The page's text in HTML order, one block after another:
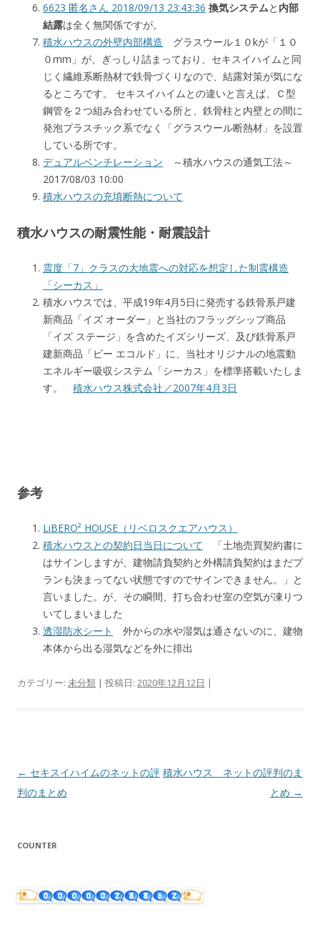
6623 匿名さん 2018/09/13 23:43:36 換気システムと 内部
結露は全く無関係ですが。
積水ハウスの外壁内部構造 グラスウール１０kが「１０
０mm」が、ぎっしり詰まっており、セキスイハイムと同
じく繊維系断熱材で鉄骨づくりなので、結露対策が気にな
るところです。 セキスイハイムとの違いと言えば、Ｃ型
鋼管を２つ組み合わせている所と、鉄骨柱と内壁との間に
発泡プラスチック系でなく「グラスウール断熱材」を設置
している所です。
デュアルベンチレーション ～積水ハウスの通気工法～
2017/08/03 10:00
積水ハウスの充填断熱について
積水ハウスの耐震性能・耐震設計
震度「7」クラスの大地震への対応を想定した制震構造
「シーカス」
積水ハウスでは、平成19年4月5日に発売する鉄骨系戸建
新商品「イズ オーダー」と当社のフラッグシップ商品
「イズ ステージ」を含めたイズシリーズ、及び鉄骨系戸
建新商品「ビー エコルド」に、当社オリジナルの地震動
エネルギー吸収システム「シーカス」を標準搭載いたしま
す。 積水ハウス株式会社／2007年4月3日
参考
LiBERO² HOUSE（リベロスクエアハウス）
積水ハウスとの契約日当日について 「土地売買契約書に
はサインしますが、建物請負契約と外構請負契約はまだプ
ランも決まってない状態ですのでサインできません。」と
言いました。が、その瞬間、打ち合わせ室の空気が凍りつ
いてしまいました
透湿防水シート
外からの水や湿気は通さないのに、建物
本体から出る湿気などを外に排出
カテゴリー: 未分類 | 投稿日: 2020年12月12日 |
投
稿
ゲ
シ
← セキスイハイムのネットの評
判のまとめ
積水ハウス ネットの評判のま
とめ →
COUNTER